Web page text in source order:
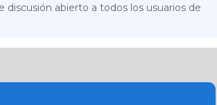
abierto a todos los usuarios de